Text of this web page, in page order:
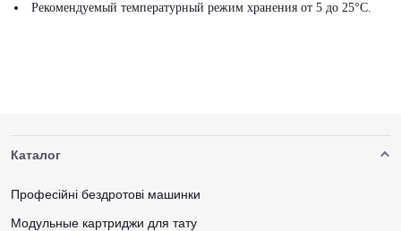
Рекомендуемый температурный режим хранения от 5 до 25°С.
Каталог
Професійні бездротові машинки
Модульные картриджи для тату